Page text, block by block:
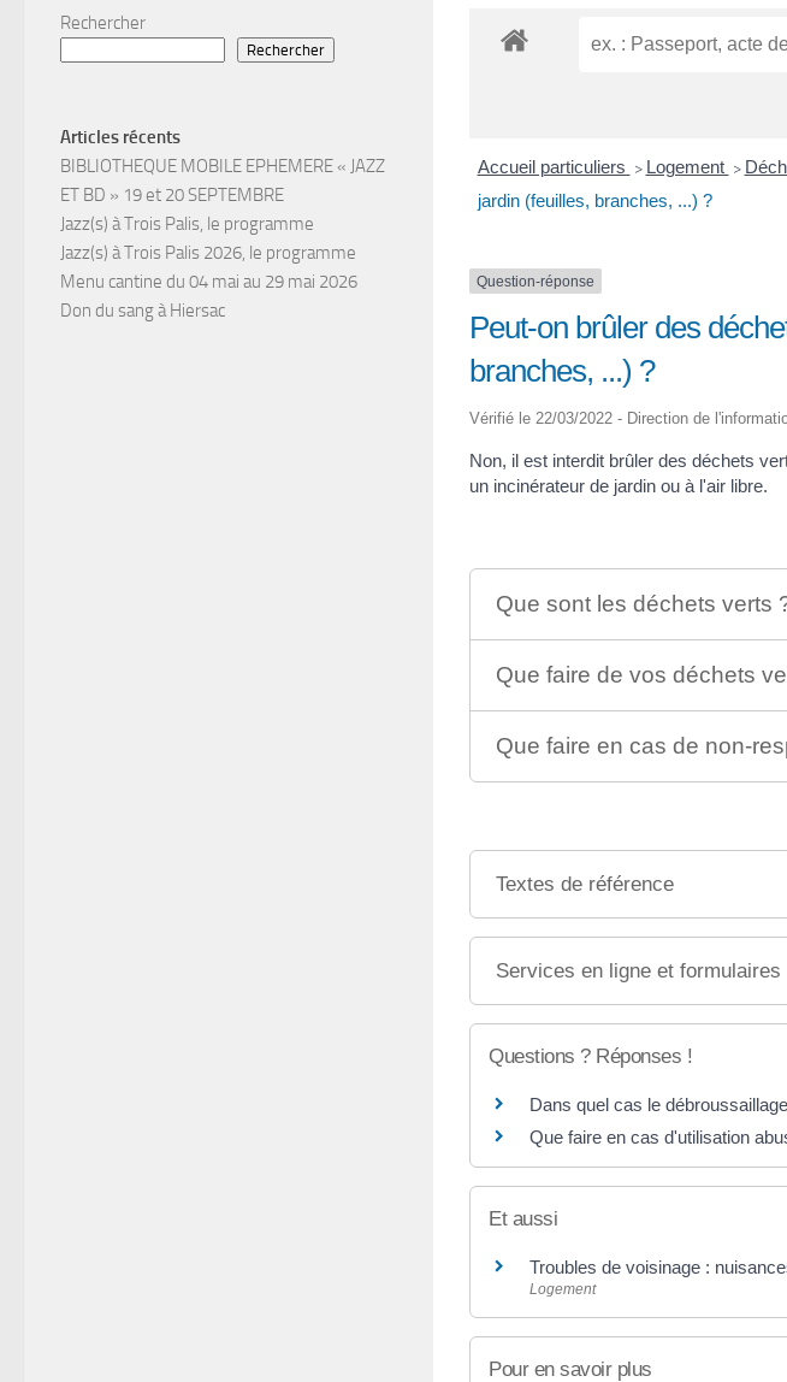
Accueil particuliers > Logement >
jardin (feuilles, branches, ...) ?
Question-réponse
Peut-on brûler des
branches, ...) ?
Vérifié le 22/03/2022 - Direction de
Non, il est interdit brûler des déchets
un incinérateur de jardin ou à l'air libre.
Que sont les déchets verts
Que faire de vos déchets
Que faire en cas de non-
Textes de référence
Services en ligne et formulaires
Questions ? Réponses !
Dans quel cas le
Que faire en cas d'utilisation
Et aussi
Troubles de voisinage :
Logement
Pour en savoir plus
Rechercher
Rechercher
Articles récents
BIBLIOTHEQUE MOBILE EPHEMERE « JAZZ
ET BD » 19 et 20 SEPTEMBRE
Jazz(s) à Trois Palis, le programme
Jazz(s) à Trois Palis 2026, le programme
Menu cantine du 04 mai au 29 mai 2026
Don du sang à Hiersac